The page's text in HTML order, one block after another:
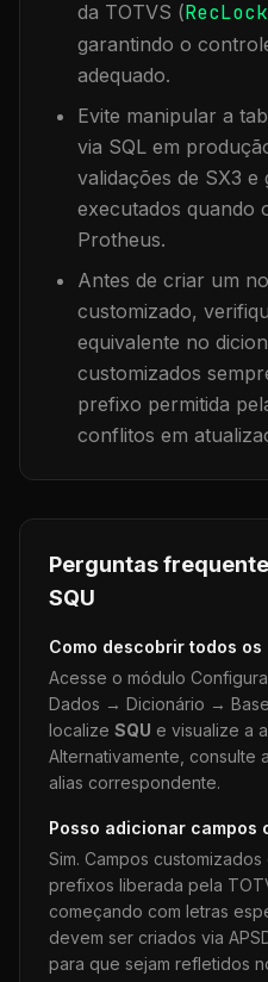
da TOTVS (
garantindo o
adequado.
Evite manipular a
via SQL em
validações de SX3 e
executados quando
Protheus.
Antes de criar um
customizado,
equivalente no
customizados
prefixo permitida
conflitos em
Perguntas
SQU
Como descobrir todos
Acesse o módulo
Dados → Dicionário →
localize SQU e visualize a
Alternativamente, consulte
alias correspondente.
Posso adicionar campos
Sim. Campos
prefixos liberada pela
começando com letras
devem ser criados via
para que sejam refletidos